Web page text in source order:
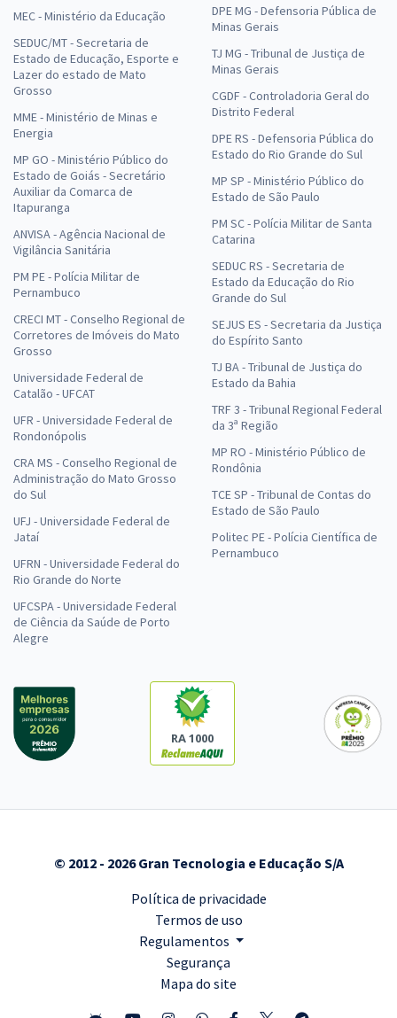
MEC - Ministério da Educação
SEDUC/MT - Secretaria de
Estado de Educação, Esporte e
Lazer do estado de Mato
Grosso
MME - Ministério de Minas e
Energia
MP GO - Ministério Público do
Estado de Goiás - Secretário
Auxiliar da Comarca de
Itapuranga
ANVISA - Agência Nacional de
Vigilância Sanitária
PM PE - Polícia Militar de
Pernambuco
CRECI MT - Conselho Regional de
Corretores de Imóveis do Mato
Grosso
Universidade Federal de
Catalão - UFCAT
UFR - Universidade Federal de
Rondonópolis
CRA MS - Conselho Regional de
Administração do Mato Grosso
do Sul
UFJ - Universidade Federal de
Jataí
UFRN - Universidade Federal do
Rio Grande do Norte
UFCSPA - Universidade Federal
de Ciência da Saúde de Porto
Alegre
DPE MG - Defensoria Pública de
Minas Gerais
TJ MG - Tribunal de Justiça de
Minas Gerais
CGDF - Controladoria Geral do
Distrito Federal
DPE RS - Defensoria Pública do
Estado do Rio Grande do Sul
MP SP - Ministério Público do
Estado de São Paulo
PM SC - Polícia Militar de Santa
Catarina
SEDUC RS - Secretaria de
Estado da Educação do Rio
Grande do Sul
SEJUS ES - Secretaria da Justiça
do Espírito Santo
TJ BA - Tribunal de Justiça do
Estado da Bahia
TRF 3 - Tribunal Regional Federal
da 3ª Região
MP RO - Ministério Público de
Rondônia
TCE SP - Tribunal de Contas do
Estado de São Paulo
Politec PE - Polícia Científica de
Pernambuco
RA 1000
© 2012 - 2026 Gran Tecnologia e Educação S/A
Política de privacidade
Termos de uso
Regulamentos
Segurança
Mapa do site